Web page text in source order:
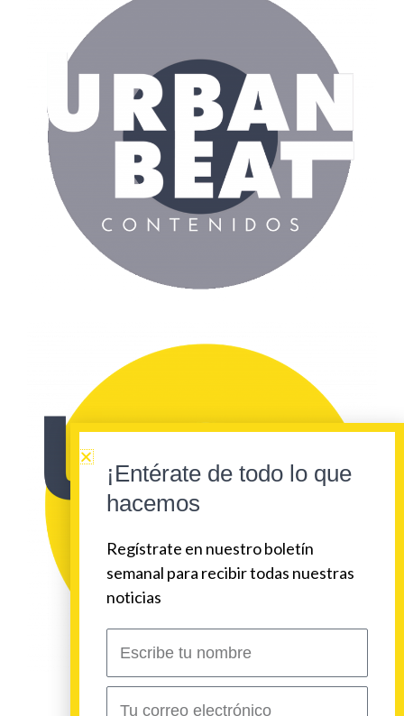
¡Entérate de todo lo que
hacemos
Regístrate en nuestro boletín
semanal para recibir todas nuestras
noticias
nombre